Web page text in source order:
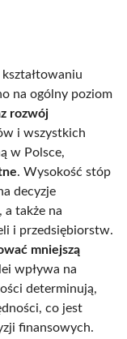
na ogólny poziom
rozwój
i wszystkich
w Polsce,
. Wysokość stóp
decyzje
, a także na
i przedsiębiorstw.
mniejszą
wpływa na
determinują,
co jest
finansowych.